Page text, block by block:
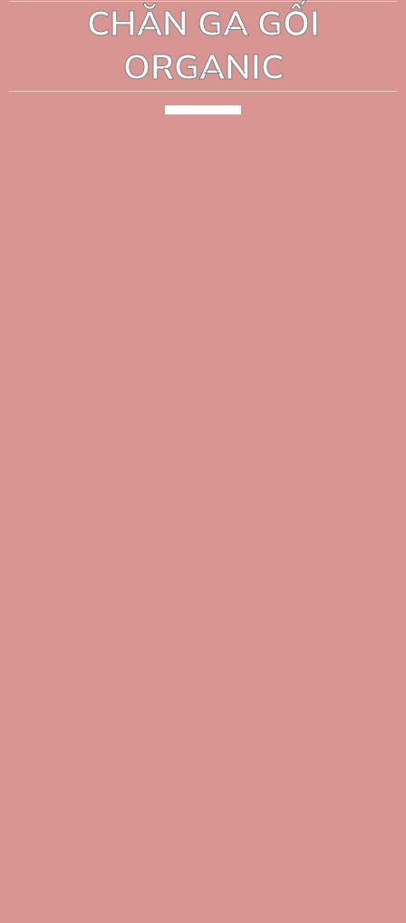
CHĂN GA GỐI
ORGANIC